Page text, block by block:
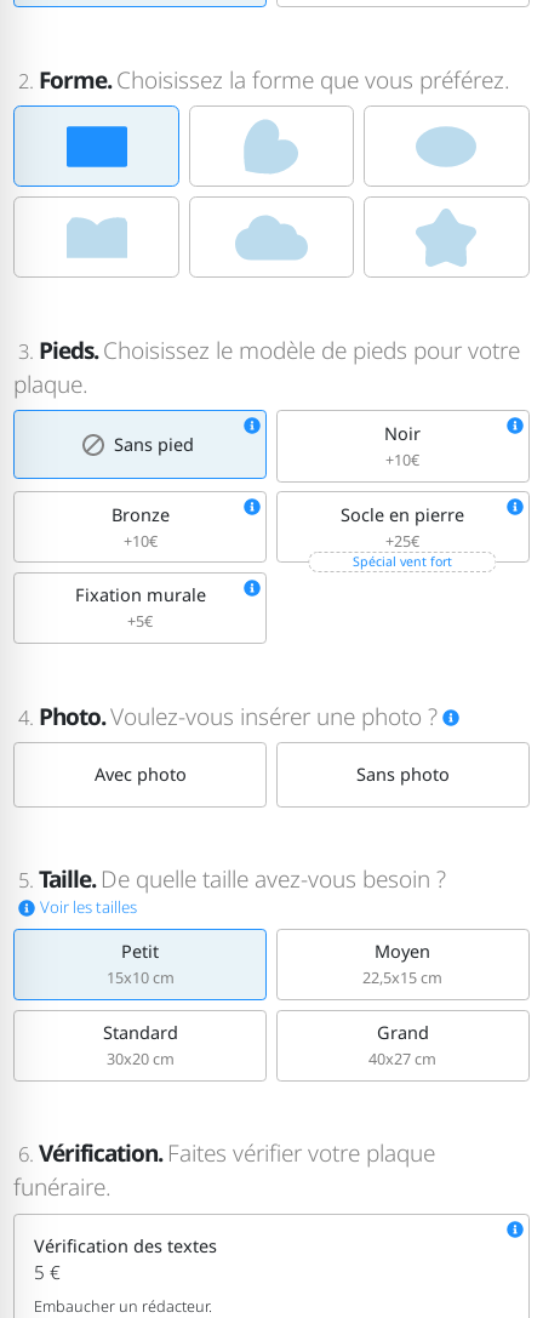
2. Forme.Choisissez la forme que vous préférez.
3. Pieds.Choisissez le modèle de pieds pour votre
plaque.
Sans pied Noir
+10€
Bronze
+10€
Socle en pierre
+25€
Spécial vent fort
Fixation murale
+5€
4. Photo.Voulez-vous insérer une photo ?
Avec photo Sans photo
5. Taille. De quelle taille avez-vous besoin ?
Voir les tailles
Petit
15x10 cm
Moyen
22,5x15 cm
Standard
30x20 cm
Grand
40x27 cm
6. Vérification. Faites vérifier votre plaque
funéraire.
Vérification des textes
5 €
Embaucher un rédacteur.